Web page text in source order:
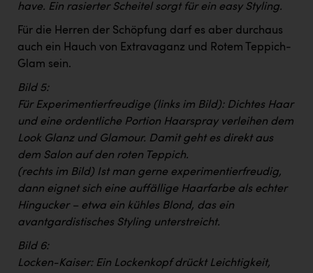
have. Ein rasierter Scheitel sorgt für ein easy Styling.
Für die Herren der Schöpfung darf es aber durchaus
auch ein Hauch von Extravaganz und Rotem Teppich-
Glam sein.
Bild 5:
Für Experimentierfreudige (links im Bild): Dichtes Haar
und eine ordentliche Portion Haarspray verleihen dem
Look Glanz und Glamour. Damit geht es direkt aus
dem Salon auf den roten Teppich.
(rechts im Bild) Ist man gerne experimentierfreudig,
dann eignet sich eine auffällige Haarfarbe als echter
Hingucker – etwa ein kühles Blond, das ein
avantgardistisches Styling unterstreicht.
Bild 6:
Locken-Kaiser: Ein Lockenkopf drückt Leichtigkeit,